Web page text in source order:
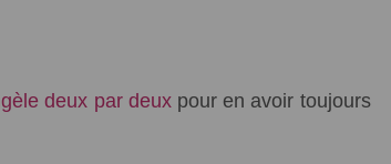
deux par deuxpour en avoir toujours